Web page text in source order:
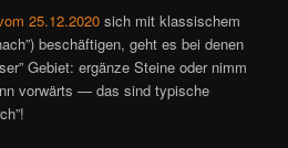
25.12.2020 sich mit klassischem
beschäftigen, geht es bei denen
Gebiet: ergänze Steine oder nimm
vorwärts — das sind typische